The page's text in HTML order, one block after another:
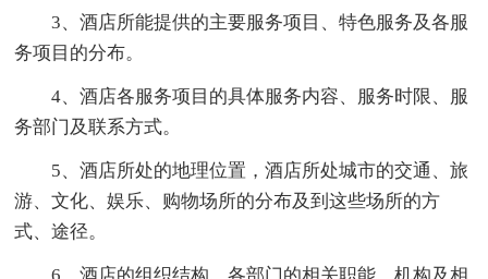
3、酒店所能提供的主要服务项目、特色服务及各服
务项目的分布。
4、酒店各服务项目的具体服务内容、服务时限、服
务部门及联系方式。
5、酒店所处的地理位置，酒店所处城市的交通、旅
游、文化、娱乐、购物场所的分布及到这些场所的方
式、途径。
6、酒店的组织结构、各部门的相关职能、机构及相